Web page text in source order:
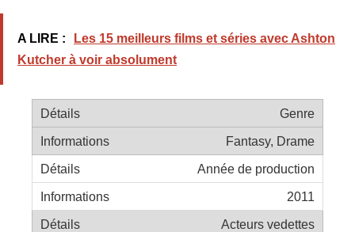
A LIRE :
Les 15 meilleurs films et séries avec Ashton
Kutcher à voir absolument
Genre
Fantasy, Drame
Année de production
2011
Acteurs vedettes